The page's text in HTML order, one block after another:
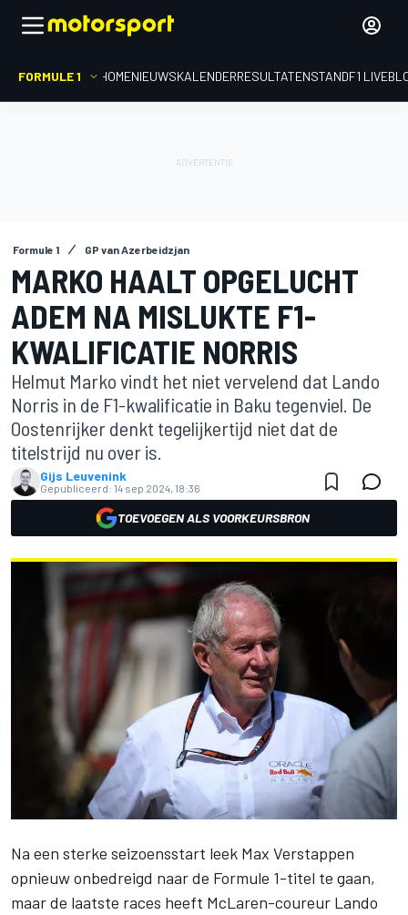
FORMULE 1 HOMENIEUWSKALENDERRESULTATENSTANDF1
Formule 1 GP van Azerbeidzjan
MARKO HAALT OPGELUCHT
ADEM NA MISLUKTE F1-
KWALIFICATIE NORRIS
Helmut Marko vindt het niet vervelend dat Lando
Norris in de F1-kwalificatie in Baku tegenviel. De
Oostenrijker denkt tegelijkertijd niet dat de
titelstrijd nu over is.
Gijs Leuvenink
Gepubliceerd: 14 sep 2024, 18:36
TOEVOEGEN ALS VOORKEURSBRON
Na een sterke seizoensstart leek Max Verstappen
opnieuw onbedreigd naar de Formule 1-titel te gaan,
maar de laatste races heeft McLaren-coureur Lando